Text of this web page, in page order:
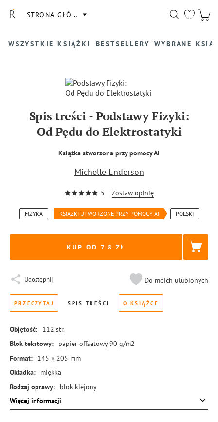
STRONA GŁÓWNA
WSZYSTKIE KSIĄŻKI BESTSELLERY WYBRANE
Spis treści-Podstawy Fizyki:
Od Pędu do Elektrostatyki
Książka stworzona przy pomocy AI
Michelle Enderson
5 Zostaw opinię
FIZYKA KSIĄŻKI UTWORZONE PRZY POMOCY AI POLSKI
KUP OD 7.8
Udostępnij Do moich ulubionych
PRZECZYTAJ SPIS TREŚCI O KSIĄŻCE
Objętość: 112 str.
Blok tekstowy:
papier offsetowy 90 g/m2
Format:
145 × 205 mm
Okładka:
miękka
Rodzaj oprawy:
blok klejony
ISBN:
978-83-8369-770-3
Więcej informacji